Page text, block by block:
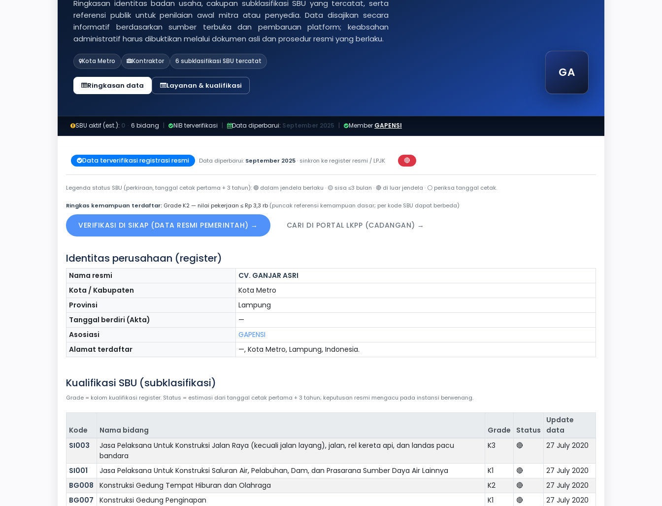
Ringkasan identitas badan usaha, cakupan subklasifikasi SBU yang tercatat, serta
referensi publik untuk penilaian awal mitra atau penyedia. Data disajikan secara
informatif berdasarkan sumber terbuka dan pembaruan platform; keabsahan
administratif harus dibuktikan melalui dokumen asli dan prosedur resmi yang berlaku.
Kota Metro Kontraktor 6 subklasifikasi SBU tercatat
Ringkasan data Layanan & kualifikasi
GA
SBU aktif (est.): 0 · 6 bidang | NIB terverifikasi | Data diperbarui: September 2025 | Member GAPENSI
Data terverifikasi registrasi resmi Data diperbarui: September 2025· sinkron ke register resmi / LPJK 🔴
Perkiraan di luar jendela berlaku
Legenda status SBU (perkiraan, tanggal cetak pertama + 3 tahun): 🟢 dalam jendela berlaku · 🟡 sisa ≤3 bulan ·🔴 di luar jendela · ⚪ periksa tanggal cetak.
Ringkas kemampuan terdaftar: Grade K2 — nilai pekerjaan ≤ Rp 3,3 rb (puncak referensi kemampuan dasar; per kode SBU dapat berbeda)
VERIFIKASI DI SIKAP (DATA RESMI PEMERINTAH) → CARI DI PORTAL LKPP (CADANGAN) →
Identitas perusahaan (register)
Nama resmi
CV. GANJAR ASRI
Kota / Kabupaten
Kota Metro
Provinsi
Lampung
Tanggal berdiri (Akta)
—
Asosiasi
GAPENSI
Alamat terdaftar
—, Kota Metro, Lampung, Indonesia.
Kualifikasi SBU (subklasifikasi)
Grade = kolom kualifikasi register. Status = estimasi dari tanggal cetak pertama + 3 tahun; keputusan resmi mengacu pada instansi berwenang.
Kode Nama bidang Grade Status
Update
data
SI003
Jasa Pelaksana Untuk Konstruksi Jalan Raya (kecuali jalan layang), jalan, rel kereta api, dan landas pacu
bandara
K3 🔴 27 July 2020
SI001 Jasa Pelaksana Untuk Konstruksi Saluran Air, Pelabuhan, Dam, dan Prasarana Sumber Daya Air Lainnya K1 🔴
27 July 2020
BG008
Konstruksi Gedung Tempat Hiburan dan Olahraga K2 🔴
27 July 2020
BG007
Konstruksi Gedung Penginapan K1 🔴
27 July 2020